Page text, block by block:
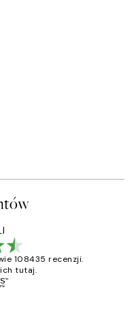
108435 recenzji.
tutaj.